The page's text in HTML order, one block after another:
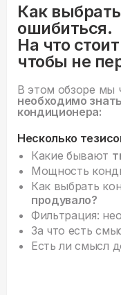
Как
ошибиться.
На что
чтобы не
В этом обзоре мы
необходимо
кондиционера:
Несколько
Какие бывают
Мощность
Как выбрать
продувало?
Фильтрация:
За что есть
Есть ли смысл